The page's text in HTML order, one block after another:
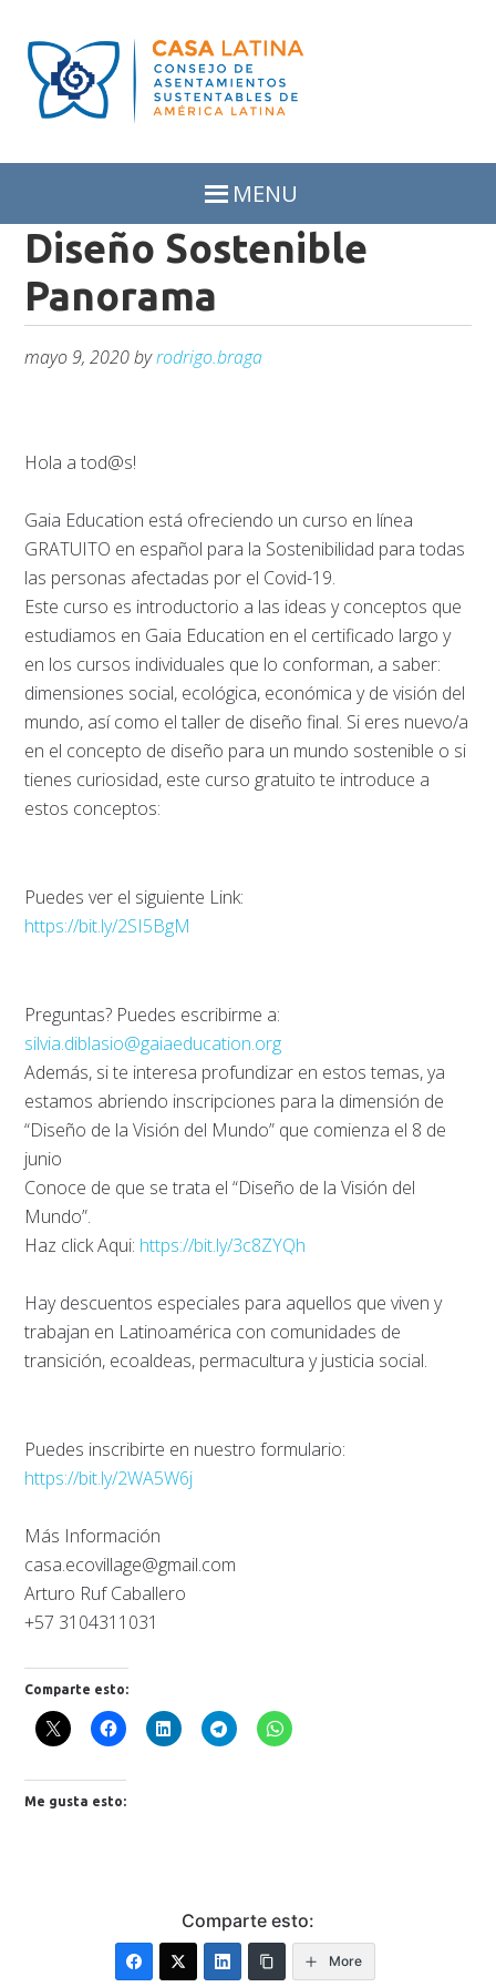
primary
navigation
main
content
MENU
Diseño Sostenible
Panorama
mayo 9, 2020byrodrigo.braga
Hola a tod@s!
Gaia Education está ofreciendo un curso en línea
GRATUITO en español para la Sostenibilidad para todas
las personas afectadas por el Covid-19.
Este curso es introductorio a las ideas y conceptos que
estudiamos en Gaia Education en el certificado largo y
en los cursos individuales que lo conforman, a saber:
dimensiones social, ecológica, económica y de visión del
mundo, así como el taller de diseño final. Si eres nuevo/a
en el concepto de diseño para un mundo sostenible o si
tienes curiosidad, este curso gratuito te introduce a
estos conceptos:
Puedes ver el siguiente Link:
https://bit.ly/2SI5BgM
Preguntas? Puedes escribirme a:
silvia.diblasio@gaiaeducation.org
Además, si te interesa profundizar en estos temas, ya
estamos abriendo inscripciones para la dimensión de
“Diseño de la Visión del Mundo” que comienza el 8 de
junio
Conoce de que se trata el “Diseño de la Visión del
Mundo”.
Haz click Aqui: https://bit.ly/3c8ZYQh
Hay descuentos especiales para aquellos que viven y
trabajan en Latinoamérica con comunidades de
transición, ecoaldeas, permacultura y justicia social.
Puedes inscribirte en nuestro formulario:
https://bit.ly/2WA5W6j
Más Información
casa.ecovillage@gmail.com
Arturo Ruf Caballero
+57 3104311031
Comparte esto:
Me gusta esto:
Comparte esto:
More